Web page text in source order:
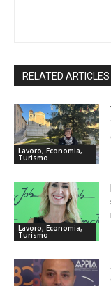
RELATED ARTICLES
Lavoro, Economia,
Turismo
Lavoro, Economia,
Turismo